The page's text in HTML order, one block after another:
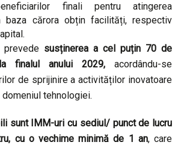
finali pentru atingerea
baza cărora obțin facilități, respectiv
prevede susținerea a cel puțin 70 de
finalul anului 2029, acordându-se
de sprijinire a activităților inovatoare
tehnologiei.
sunt IMM-uri cu sediul/ punct de lucru
cu o vechime minimă de 1 an, care